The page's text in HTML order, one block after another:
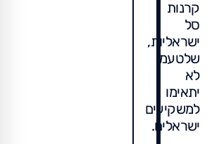
קרנות
סל
ישראליות,
שלטעמי
לא
יתאימו
למשקיעים
ישראלים.